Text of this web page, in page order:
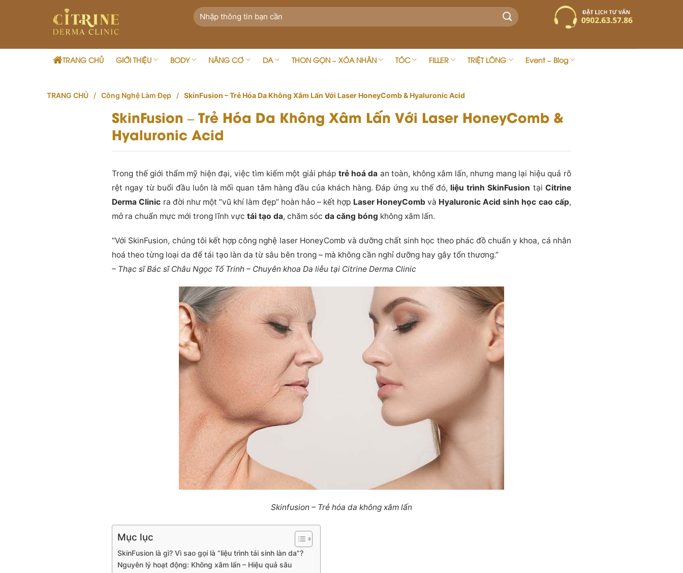
TRANG CHỦ GIỚI THIỆU BODY NÂNG CƠ DA THON GỌN – XÓA NHĂN TÓC FILLER TRIỆT LÔNG Event – Blog
TRANG CHỦ / Công Nghệ Làm Đẹp / SkinFusion – Trẻ Hóa Da Không Xâm Lấn Với Laser HoneyComb & Hyaluronic Acid
SkinFusion – Trẻ Hóa Da Không Xâm Lấn Với Laser HoneyComb &
Hyaluronic Acid
Trong thế giới thẩm mỹ hiện đại, việc tìm kiếm một giải pháp trẻ hoá da an toàn, không xâm lấn, nhưng mang lại hiệu quả rõ
rệt ngay từ buổi đầu luôn là mối quan tâm hàng đầu của khách hàng. Đáp ứng xu thế đó, liệu trình SkinFusion tại Citrine
Derma Clinic ra đời như một “vũ khí làm đẹp” hoàn hảo – kết hợp Laser HoneyCombvà Hyaluronic Acid sinh học cao cấp,
mở ra chuẩn mực mới trong lĩnh vựctái tạo da, chăm sócda căng bóng không xâm lấn.
“Với SkinFusion, chúng tôi kết hợp công nghệ laser HoneyComb và dưỡng chất sinh học theo phác đồ chuẩn y khoa, cá nhân
hoá theo từng loại da để tái tạo làn da từ sâu bên trong – mà không cần nghỉ dưỡng hay gây tổn thương.”
– Thạc sĩ Bác sĩ Châu Ngọc Tố Trinh – Chuyên khoa Da liễu tại Citrine Derma Clinic
Skinfusion – Trẻ hóa da không xâm lấn
Mục lục
SkinFusion là gì? Vì sao gọi là “liệu trình tái sinh làn da”?
Nguyên lý hoạt động: Không xâm lấn – Hiệu quả sâu